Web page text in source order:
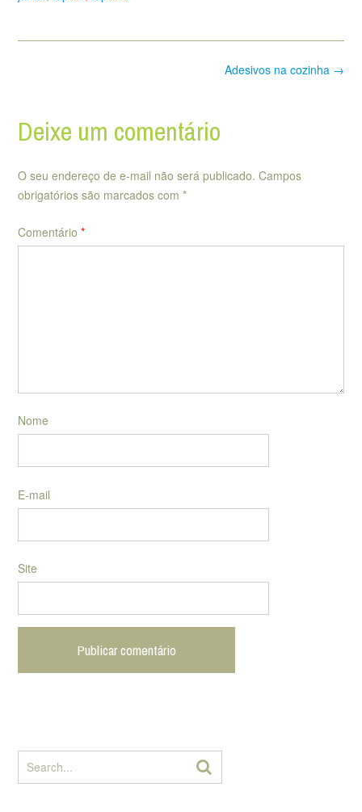
Adesivos na cozinha →
Deixe um comentário
O seu endereço de e-mail não será publicado. Campos
obrigatórios são marcados com *
Comentário *
Nome
E-mail
Site